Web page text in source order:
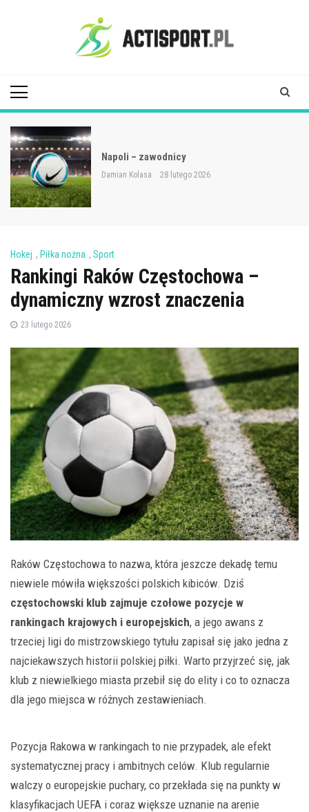
Napoli – zawodnicy
Damian Kolasa 28 lutego 2026
Hokej , Piłka nożna , Sport
Rankingi Raków Częstochowa –
dynamiczny wzrost znaczenia
23 lutego 2026
Raków Częstochowa to nazwa, która jeszcze dekadę temu
niewiele mówiła większości polskich kibiców. Dziś
częstochowski klub zajmuje czołowe pozycje w
rankingach krajowych i europejskich, a jego awans z
trzeciej ligi do mistrzowskiego tytułu zapisał się jako jedna z
najciekawszych historii polskiej piłki. Warto przyjrzeć się, jak
klub z niewielkiego miasta przebił się do elity i co to oznacza
dla jego miejsca w różnych zestawieniach.
Pozycja Rakowa w rankingach to nie przypadek, ale efekt
systematycznej pracy i ambitnych celów. Klub regularnie
walczy o europejskie puchary, co przekłada się na punkty w
klasyfikacjach UEFA i coraz większe uznanie na arenie